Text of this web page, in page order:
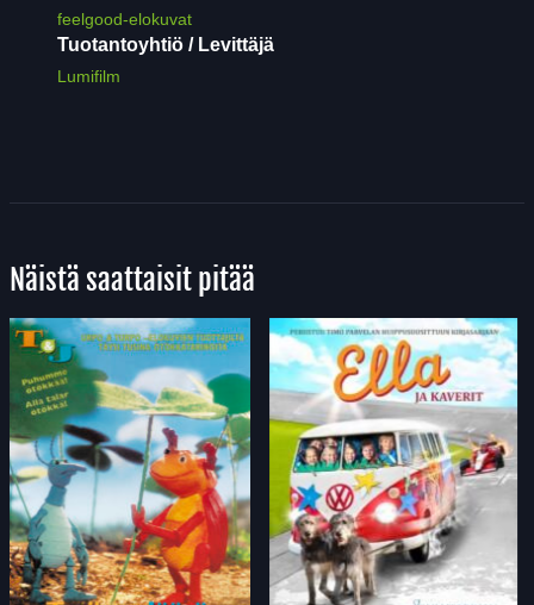
feelgood-elokuvat
Tuotantoyhtiö / Levittäjä
Lumifilm
Näistä saattaisit pitää